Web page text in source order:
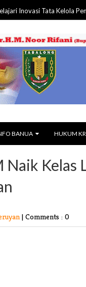
Tata Kelola
BANUA HUKUM
Kelas
| Comments : 0